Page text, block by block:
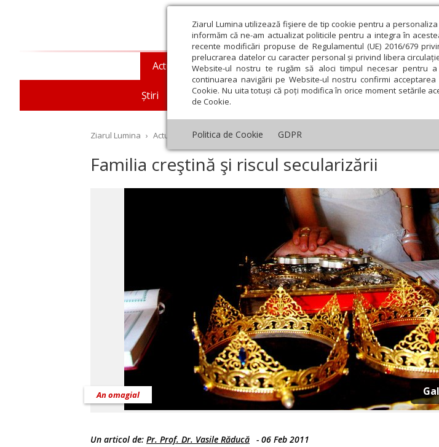
Ziarul Lumina utilizează fişiere de tip cookie pentru a
informăm că ne-am actualizat politicile pentru a integra în
recente modificări propuse de Regulamentul (UE) 2016/679
prelucrarea datelor cu caracter personal și privind libera
Website-ul nostru te rugăm să aloci timpul necesar pentru
continuarea navigării pe Website-ul nostru confirmi
Cookie. Nu uita totuși că poți modifica în orice moment setările
de Cookie.
Politica de Cookie GDPR
Actualitate religioasă
Știri Mesaje și cuvântări An omagial Comunicate de
Teologie și spiritualitate
Ziarul Lumina › Actualitate religioasă › An omagial › Familia creştină şi riscul secularizării
Familia creştină şi riscul secularizării
An omagial
Un articol de: Pr. Prof. Dr. Vasile Răducă - 06 Feb 2011
Ianuarie Februarie Martie